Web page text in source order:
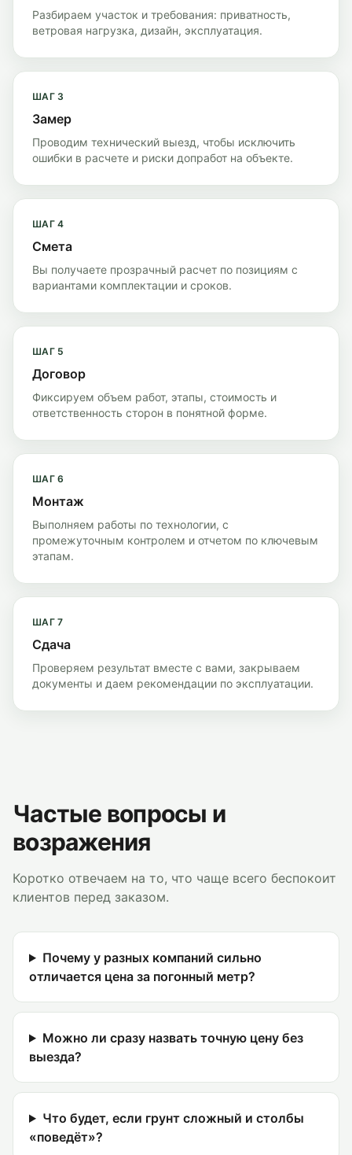
Разбираем участок и требования: приватность,
ветровая нагрузка, дизайн, эксплуатация.
ШАГ 3
Замер
Проводим технический выезд, чтобы исключить
ошибки в расчете и риски допработ на объекте.
ШАГ4
Смета
Вы получаете прозрачный расчет по позициям с
вариантами комплектации и сроков.
ШАГ 5
Договор
Фиксируем объем работ, этапы, стоимость и
ответственность сторон в понятной форме.
ШАГ6
Монтаж
Выполняем работы по технологии, с
промежуточным контролем и отчетом по ключевым
этапам.
ШАГ7
Сдача
Проверяем результат вместе с вами, закрываем
документы и даем рекомендации по эксплуатации.
Частые вопросы и
возражения
Коротко отвечаем на то, что чаще всего беспокоит
клиентов перед заказом.
Почему у разных компаний сильно
отличается цена за погонный метр?
Можно ли сразу назвать точную цену без
выезда?
Что будет, если грунт сложный и столбы
«поведёт»?